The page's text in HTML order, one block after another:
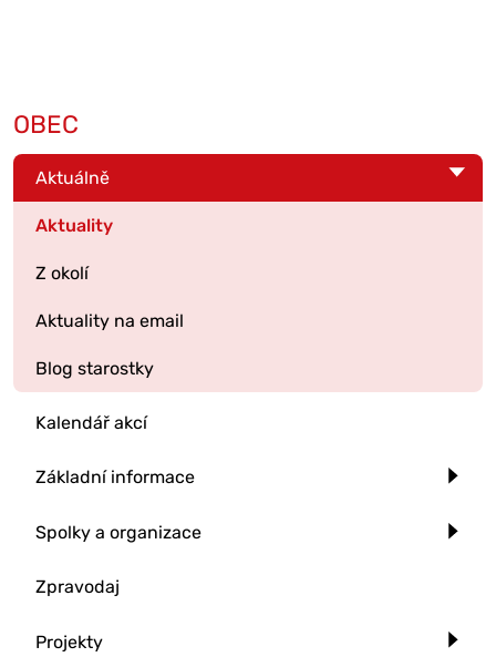
OBEC
Aktuálně
Aktuality
Z okolí
Aktuality na email
Blog starostky
Kalendář akcí
Základní informace
Spolky a organizace
Zpravodaj
Projekty